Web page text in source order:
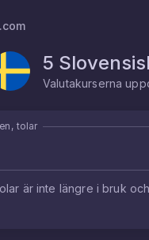
5
Valutakurserna
tolar
är inte längre i bruk